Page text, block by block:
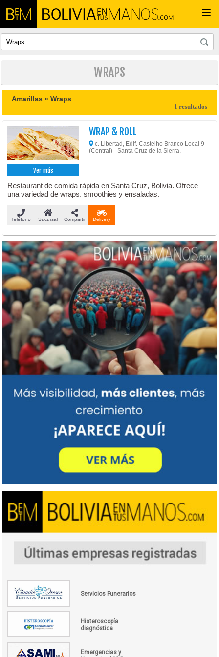
WRAPS
Amarillas »Wraps
1 resultados
Ver más
WRAP & ROLL
c. Libertad, Edif. Castelho Branco Local 9
(Central) - Santa Cruz de la Sierra,
Restaurant de comida rápida en Santa Cruz, Bolivia. Ofrece
una variedad de wraps, smoothies y ensaladas.
Teléfono Sucursal Compartir Delivery
Servicios Funerarios
Histeroscopía
diagnóstica
Emergencias y